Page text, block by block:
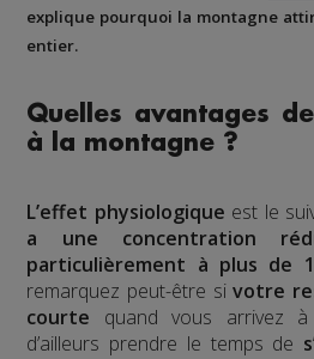
explique pourquoi la montagne
entier.
Quelles avantages
à la montagne ?
L’effet physiologique est le
a une concentration
particulièrement à plus de
remarquez peut-être sivotre
courte quand vous arrivez
d’ailleurs prendre le temps de